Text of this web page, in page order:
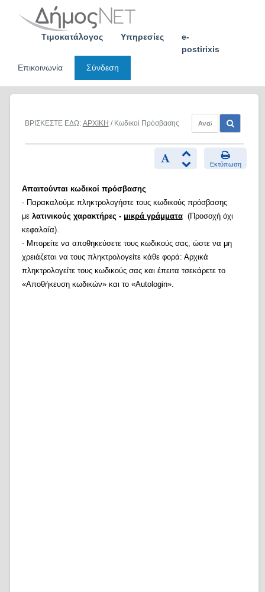
Τιμοκατάλογος Υπηρεσίες
e-
postirixis
Επικοινωνία
Σύνδεση
ΒΡΙΣΚΕΣΤΕ ΕΔΩ: ΑΡΧΙΚΗ / Κωδικοί Πρόσβασης
Εκτύπωση
Απαιτούνται κωδικοί πρόσβασης
- Παρακαλούμε πληκτρολογήστε τους κωδικούς πρόσβασης
με λατινικούς χαρακτήρες - μικρά γράμματα(Προσοχή όχι
κεφαλαία).
- Μπορείτε να αποθηκεύσετε τους κωδικούς σας, ώστε να μη
χρειάζεται να τους πληκτρολογείτε κάθε φορά: Αρχικά
πληκτρολογείτε τους κωδικούς σας και έπειτα τσεκάρετε το
«Αποθήκευση κωδικών» και το «Autologin».